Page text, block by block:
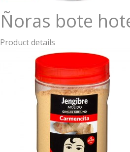
Ñoras bote
Product details